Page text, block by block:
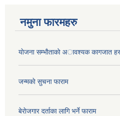
नमुना फारमहरु
याेजना सम्भाैताकाे अावश्यक कागजात
जन्मकाे सुचना फाराम
बेराेजगार दर्ताका लागि भर्ने फाराम